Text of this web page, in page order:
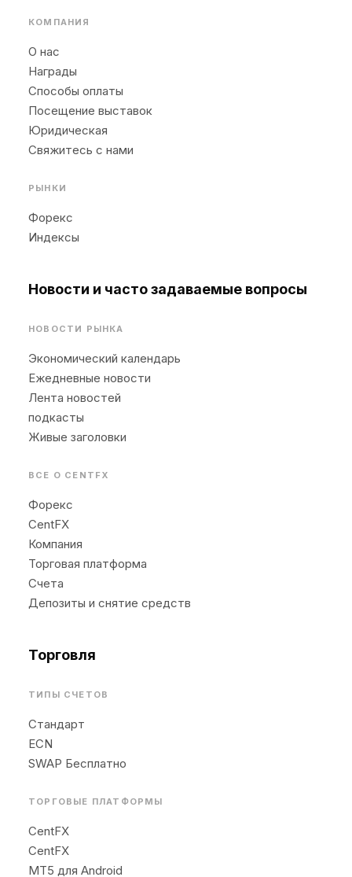
КОМПАНИЯ
О нас
Награды
Способы оплаты
Посещение выставок
Юридическая
Свяжитесь с нами
РЫНКИ
Форекс
Индексы
Новости и часто задаваемые вопросы
НОВОСТИ РЫНКА
Экономический календарь
Ежедневные новости
Лента новостей
подкасты
Живые заголовки
ВСЕ О CENTFX
Форекс
CentFX
Компания
Торговая платформа
Счета
Депозиты и снятие средств
Торговля
ТИПЫ СЧЕТОВ
Стандарт
ECN
SWAP Бесплатно
ТОРГОВЫЕ ПЛАТФОРМЫ
CentFX
CentFX
MT5 для Android